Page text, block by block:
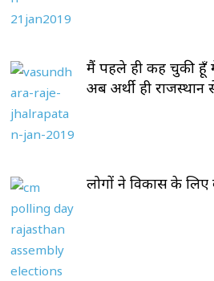
मैं पहले ही कह चुकी हूँ
अब अर्थी ही राजस्थान
लोगों ने विकास के लिए